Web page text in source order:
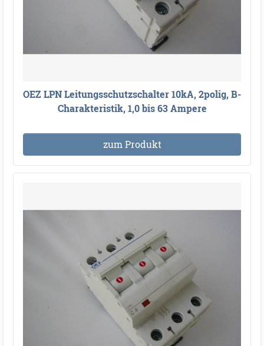
OEZ LPN Leitungsschutzschalter 10kA, 2polig, B-
Charakteristik, 1,0 bis 63 Ampere
zum Produkt